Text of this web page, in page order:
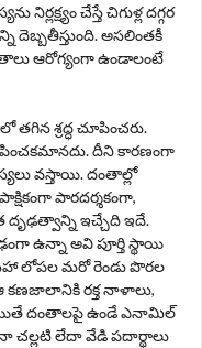
చేస్తే చిగుళ్ల దగ్గర
దెబ్బతీస్తుంది. అస‌లింత‌కీ
ఆరోగ్యంగా ఉండాలంటే
శ్రద్ధ చూపించరు.
దీని కారణంగా
వస్తాయి. దంతాల్లో
పారదర్శకంగా,
దృఢత్వాన్ని ఇచ్చేది ఇదే.
ఉన్నా అవి పూర్తి స్థాయి
లోపల మరో రెండు పొరల
రక్త నాళాలు,
దంతాలపై ఉండే ఎనామిల్
చల్లటి లేదా వేడి పదార్థాలు